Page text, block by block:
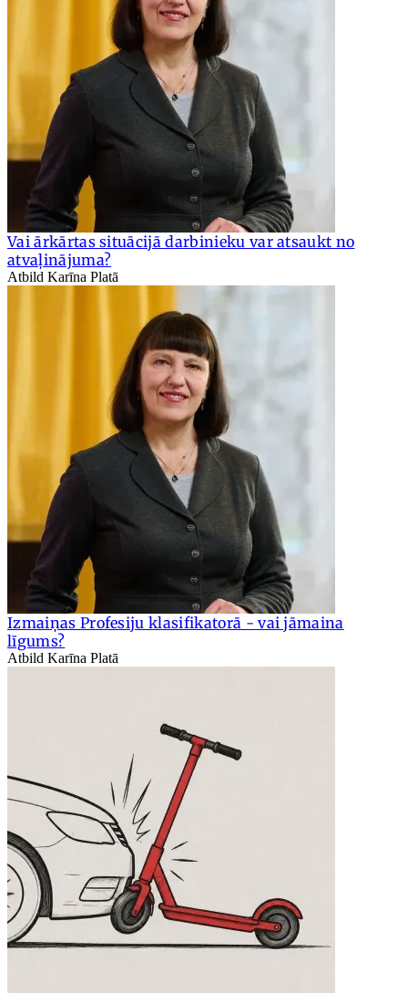
Vai ārkārtas situācijā darbinieku var atsaukt no
atvaļinājuma?
Atbild Karīna Platā
Izmaiņas Profesiju klasifikatorā - vai jāmaina
līgums?
Atbild Karīna Platā